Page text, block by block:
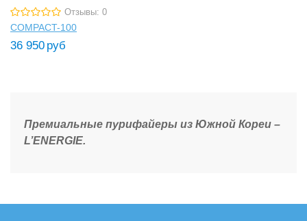
Отзывы: 0
COMPACT-100
36 950 руб
Премиальные пурифайеры из Южной Кореи –
L’ENERGIE.